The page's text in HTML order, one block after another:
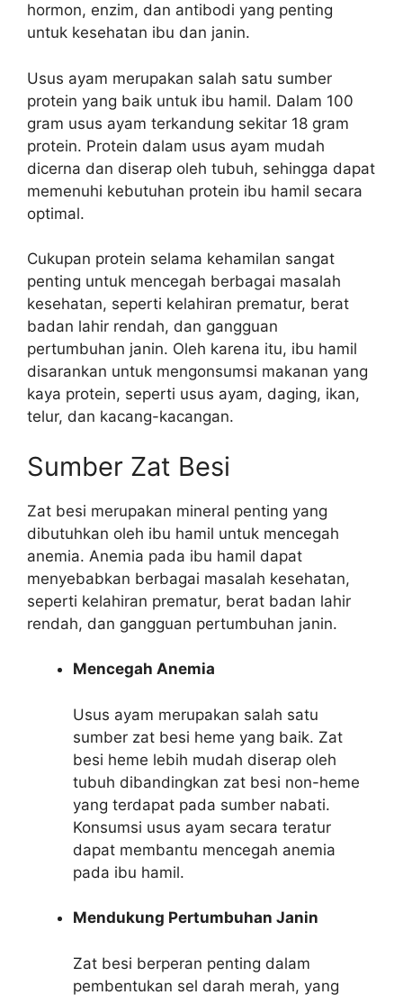
hormon, enzim, dan antibodi yang penting
untuk kesehatan ibu dan janin.
Usus ayam merupakan salah satu sumber
protein yang baik untuk ibu hamil. Dalam 100
gram usus ayam terkandung sekitar 18 gram
protein. Protein dalam usus ayam mudah
dicerna dan diserap oleh tubuh, sehingga dapat
memenuhi kebutuhan protein ibu hamil secara
optimal.
Cukupan protein selama kehamilan sangat
penting untuk mencegah berbagai masalah
kesehatan, seperti kelahiran prematur, berat
badan lahir rendah, dan gangguan
pertumbuhan janin. Oleh karena itu, ibu hamil
disarankan untuk mengonsumsi makanan yang
kaya protein, seperti usus ayam, daging, ikan,
telur, dan kacang-kacangan.
Sumber Zat Besi
Zat besi merupakan mineral penting yang
dibutuhkan oleh ibu hamil untuk mencegah
anemia. Anemia pada ibu hamil dapat
menyebabkan berbagai masalah kesehatan,
seperti kelahiran prematur, berat badan lahir
rendah, dan gangguan pertumbuhan janin.
Mencegah Anemia
Usus ayam merupakan salah satu
sumber zat besi heme yang baik. Zat
besi heme lebih mudah diserap oleh
tubuh dibandingkan zat besi non-heme
yang terdapat pada sumber nabati.
Konsumsi usus ayam secara teratur
dapat membantu mencegah anemia
pada ibu hamil.
Mendukung Pertumbuhan Janin
Zat besi berperan penting dalam
pembentukan sel darah merah, yang